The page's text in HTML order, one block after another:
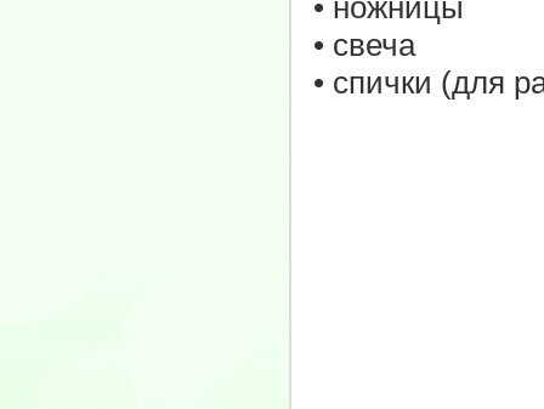
• ножницы
• свеча
• спички (для